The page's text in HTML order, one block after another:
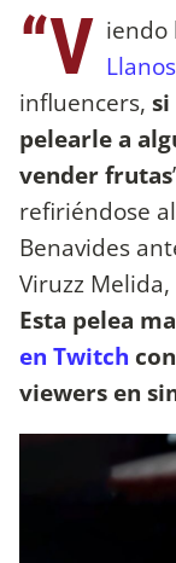
“V iendo
Llanos
influencers,
pelearle a
vender frutas
refiriéndose
Benavides
Viruzz
Esta pelea
en Twitch
viewers en